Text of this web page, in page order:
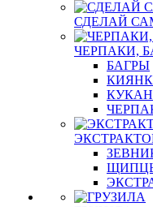
СДЕЛАЙ
ЧЕРПАКИ,
БАГРЫ